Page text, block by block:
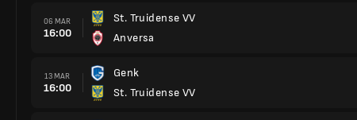
06 MAR
16:00
St. Truidense VV
Anversa
13 MAR
16:00
Genk
St. Truidense VV